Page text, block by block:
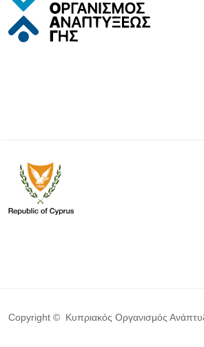
Copyright © Κυπριακός Οργανισμός